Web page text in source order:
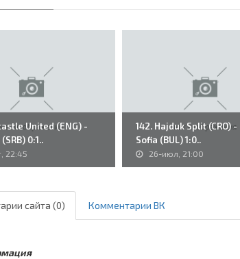
United (ENG) -
0:1..
22:45
142. Hajduk Split (CRO)
Sofia (BUL) 1:0..
26-июл, 21:00
сайта (0) Комментарии ВК